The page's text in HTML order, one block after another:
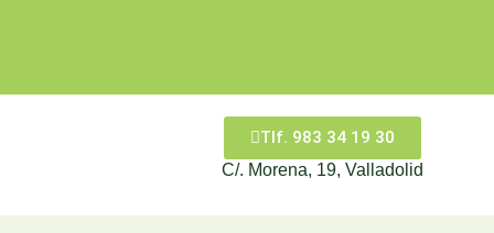
Tlf. 983 34 19 30
C/. Morena, 19, Valladolid